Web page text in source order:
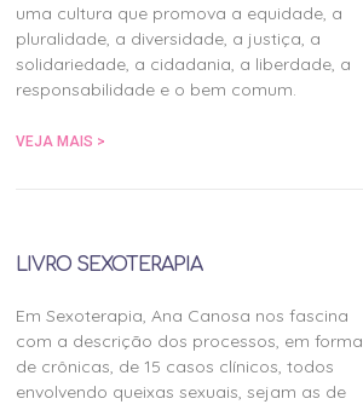
uma cultura que promova a equidade, a
pluralidade, a diversidade, a justiça, a
solidariedade, a cidadania, a liberdade, a
responsabilidade e o bem comum.
VEJA MAIS >
LIVRO SEXOTERAPIA
Em Sexoterapia, Ana Canosa nos fascina
com a descrição dos processos, em forma
de crônicas, de 15 casos clínicos, todos
envolvendo queixas sexuais, sejam as de